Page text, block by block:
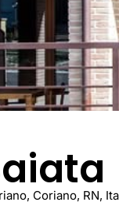
Coriano, RN,